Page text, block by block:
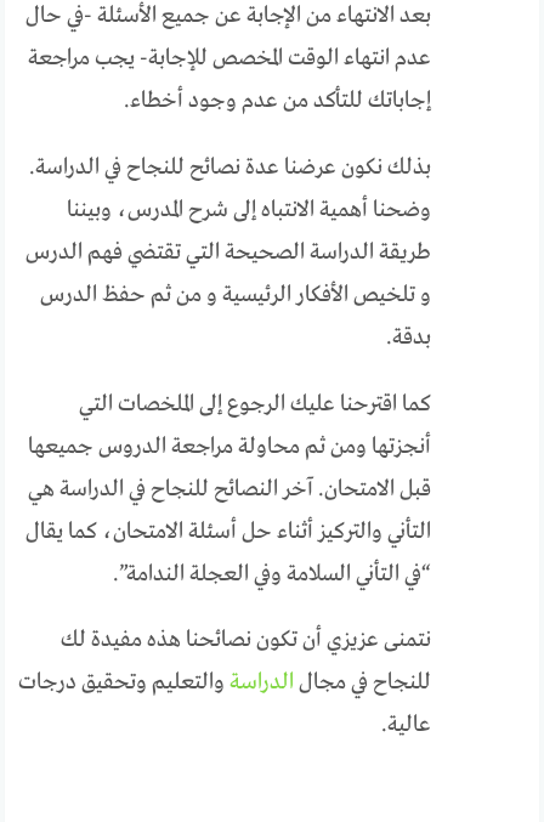
بعد الانتهاء من الإجابة عن جميع الأسئلة -في حال
عدم انتهاء الوقت المخصص للإجابة- يجب مراجعة
إجاباتك للتأكد من عدم وجود أخطاء.
بذلك نكون عرضنا عدة نصائح للنجاح في الدراسة.
وضحنا أهمية الانتباه إلى شرح المدرس، وبيننا
طريقة الدراسة الصحيحة التي تقتضي فهم الدرس
و تلخيص الأفكار الرئيسية و من ثم حفظ الدرس
بدقة.
كما اقترحنا عليك الرجوع إلى الملخصات التي
أنجزتها ومن ثم محاولة مراجعة الدروس جميعها
قبل الامتحان. آخر النصائح للنجاح في الدراسة هي
التأني والتركيز أثناء حل أسئلة الامتحان، كما يقال
“في التأني السلامة وفي العجلة الندامة”.
نتمنى عزيزي أن تكون نصائحنا هذه مفيدة لك
للنجاح في مجال الدراسة والتعليم وتحقيق درجات
عالية.